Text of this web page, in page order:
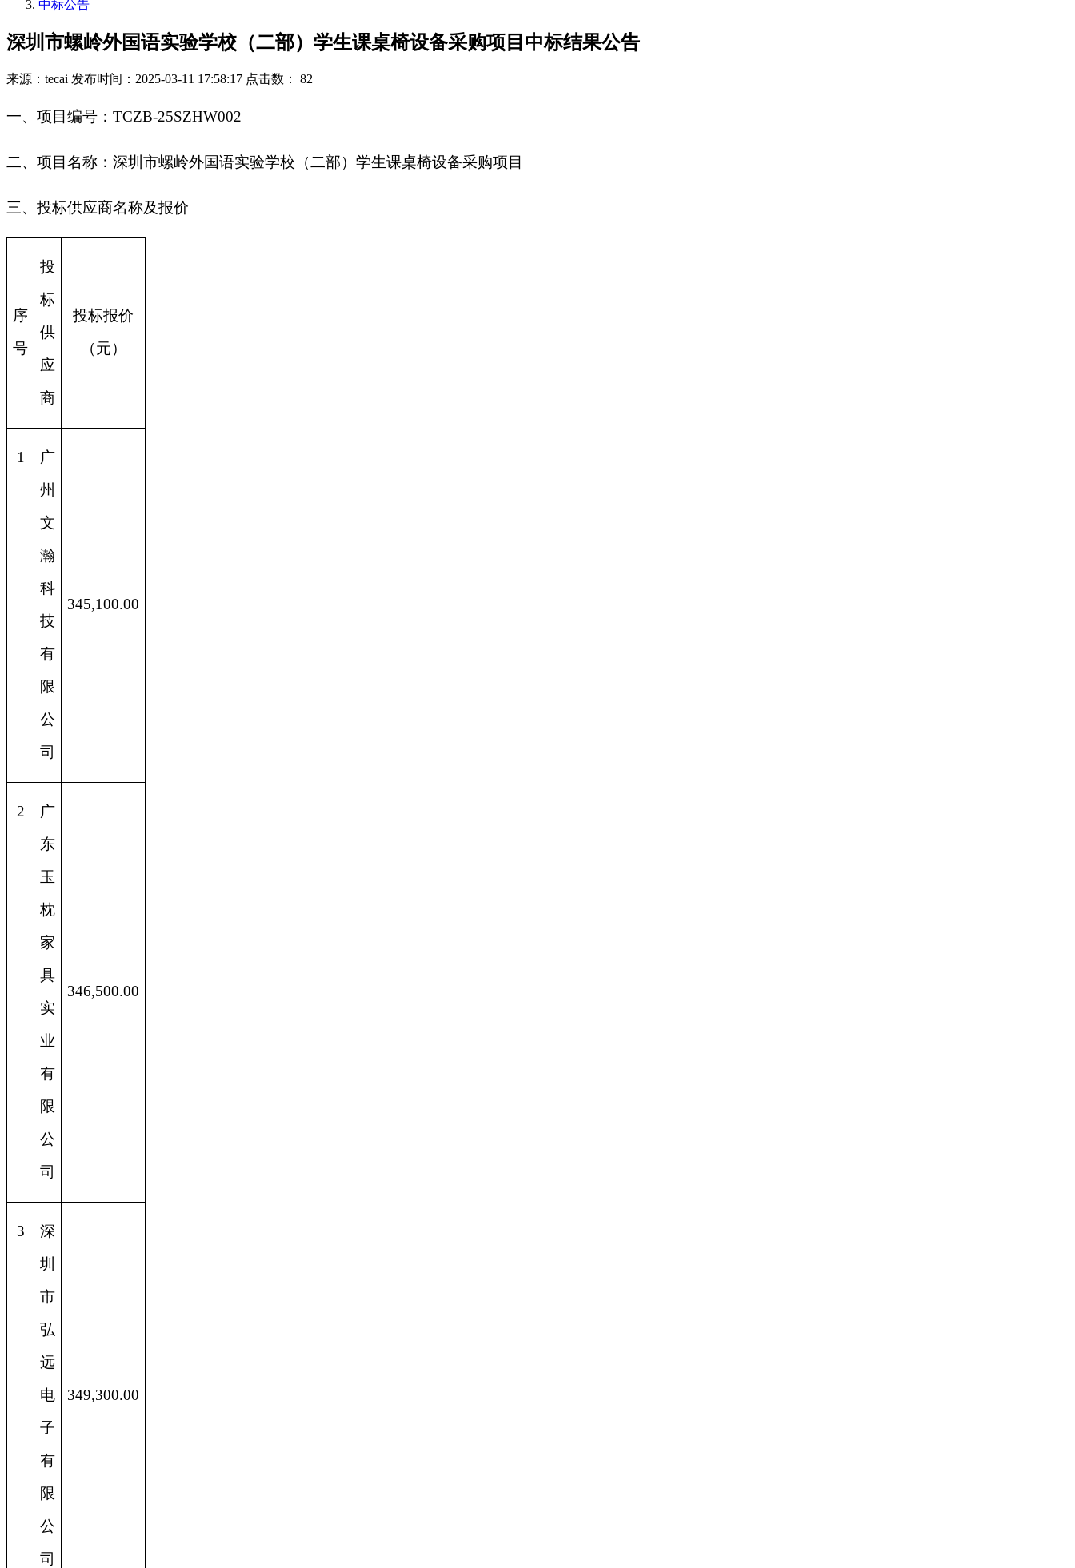
中标公告
深圳市螺岭外国语实验学校（二部）学生课桌椅设备采购项目中标结果公告
来源：tecai 发布时间：2025-03-11 17:58:17 点击数： 82
一、项目编号：TCZB-25SZHW002
二、项目名称：深圳市螺岭外国语实验学校（二部）学生课桌椅设备采购项目
三、投标供应商名称及报价
序
号
投
标
供
应
商
投标报价
（元）
1
广
州
文
瀚
科
技
有
限
公
司
345,100.00
2
广
东
玉
枕
家
具
实
业
有
限
公
司
346,500.00
3
深
圳
市
弘
远
电
子
有
限
公
司
349,300.00